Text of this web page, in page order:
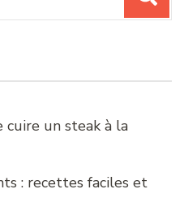
cuire un steak à la
: recettes faciles et